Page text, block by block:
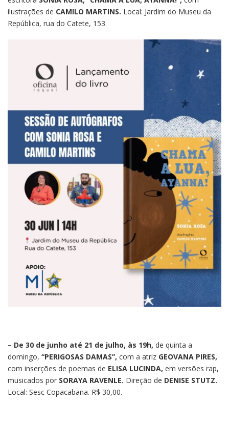
ilustrações de CAMILO MARTINS. Local: Jardim do Museu da
República, rua do Catete, 153.
– De 30 de junho até 21 de julho, às 19h, de quinta a
domingo, “PERIGOSAS DAMAS”, com a atriz GEOVANA PIRES,
com inserções de poemas de ELISA LUCINDA, em versões rap,
musicados por SORAYA RAVENLE. Direção de DENISE STUTZ.
Local: Sesc Copacabana. R$ 30,00.